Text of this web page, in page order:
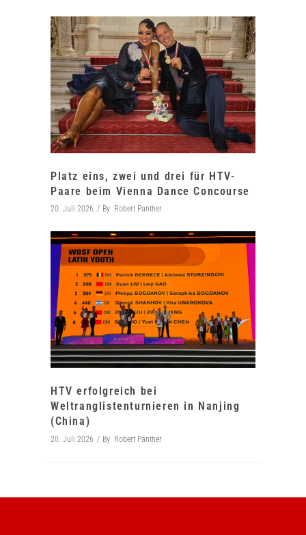
Platz eins, zwei und drei für HTV-
Paare beim Vienna Dance Concourse
20. Juli 2026 By Robert Panther
HTV erfolgreich bei
Weltranglistenturnieren in Nanjing
(China)
20. Juli 2026 By Robert Panther